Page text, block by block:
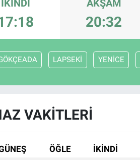
İKINDI AKŞAM
20:32
LAPSEKİ YENİCE
VAKITLERI
ÖĞLE İKINDI